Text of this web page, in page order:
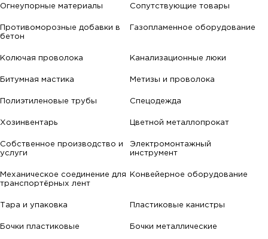
Огнеупорные материалы Сопутствующие товары
Противоморозные добавки в
бетон
Газопламенное оборудование
Колючая проволока Канализационные люки
Битумная мастика Метизы и проволока
Полиэтиленовые трубы Спецодежда
Хозинвентарь Цветной металлопрокат
Собственное производство и
услуги
Электромонтажный
инструмент
Механическое соединение для
транспортёрных лент
Конвейерное оборудование
Тара и упаковка Пластиковые канистры
Бочки пластиковые Бочки металлические